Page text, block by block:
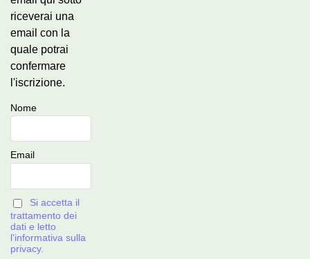
riceverai una
email con la
quale potrai
confermare
l'iscrizione.
Nome
Email
Si accetta il
trattamento dei
dati e letto
l'informativa sulla
privacy.